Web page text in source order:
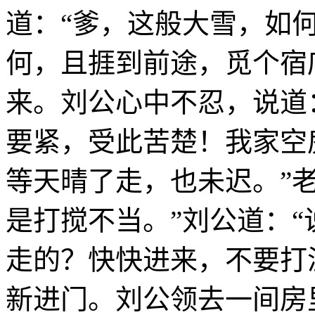
道：“爹，这般大雪，如
何，且捱到前途，觅个
来。刘公心中不忍，说
要紧，受此苦楚！我家
等天晴了走，也未迟。”
是打搅不当。”刘公道：
走的？快快进来，不要
新进门。刘公领去一间